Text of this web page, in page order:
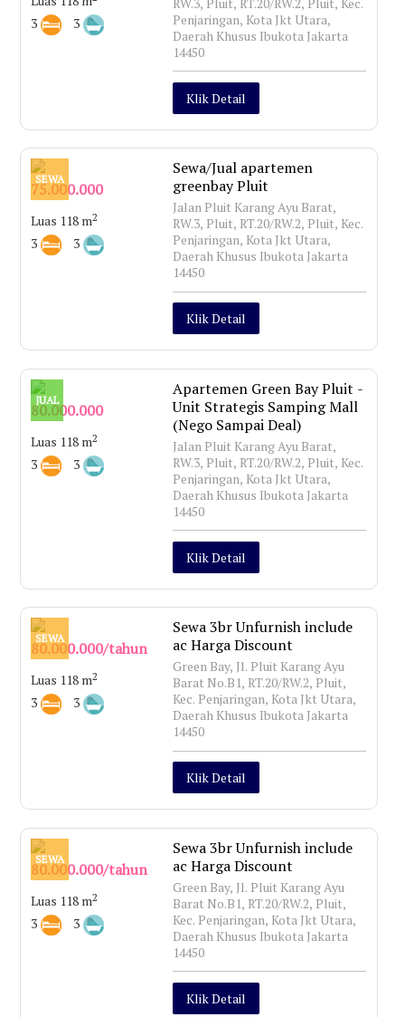
3 3
Penjaringan, Kota Jkt Utara,
Daerah Khusus Ibukota Jakarta
14450
Klik Detail
SEWA
75.000.000
Luas 118 m2
3 3
Sewa/Jual apartemen
greenbay Pluit
Jalan Pluit Karang Ayu Barat,
RW.3, Pluit, RT.20/RW.2, Pluit, Kec.
Penjaringan, Kota Jkt Utara,
Daerah Khusus Ibukota Jakarta
14450
Klik Detail
JUAL
80.000.000
Luas 118 m2
3 3
Apartemen Green Bay Pluit -
Unit Strategis Samping Mall
(Nego Sampai Deal)
Jalan Pluit Karang Ayu Barat,
RW.3, Pluit, RT.20/RW.2, Pluit, Kec.
Penjaringan, Kota Jkt Utara,
Daerah Khusus Ibukota Jakarta
14450
Klik Detail
SEWA
80.000.000/tahun
Luas 118 m2
3 3
Sewa 3br Unfurnish include
ac Harga Discount
Green Bay, Jl. Pluit Karang Ayu
Barat No.B1, RT.20/RW.2, Pluit,
Kec. Penjaringan, Kota Jkt Utara,
Daerah Khusus Ibukota Jakarta
14450
Klik Detail
SEWA
80.000.000/tahun
Luas 118 m2
3 3
Sewa 3br Unfurnish include
ac Harga Discount
Green Bay, Jl. Pluit Karang Ayu
Barat No.B1, RT.20/RW.2, Pluit,
Kec. Penjaringan, Kota Jkt Utara,
Daerah Khusus Ibukota Jakarta
14450
Klik Detail